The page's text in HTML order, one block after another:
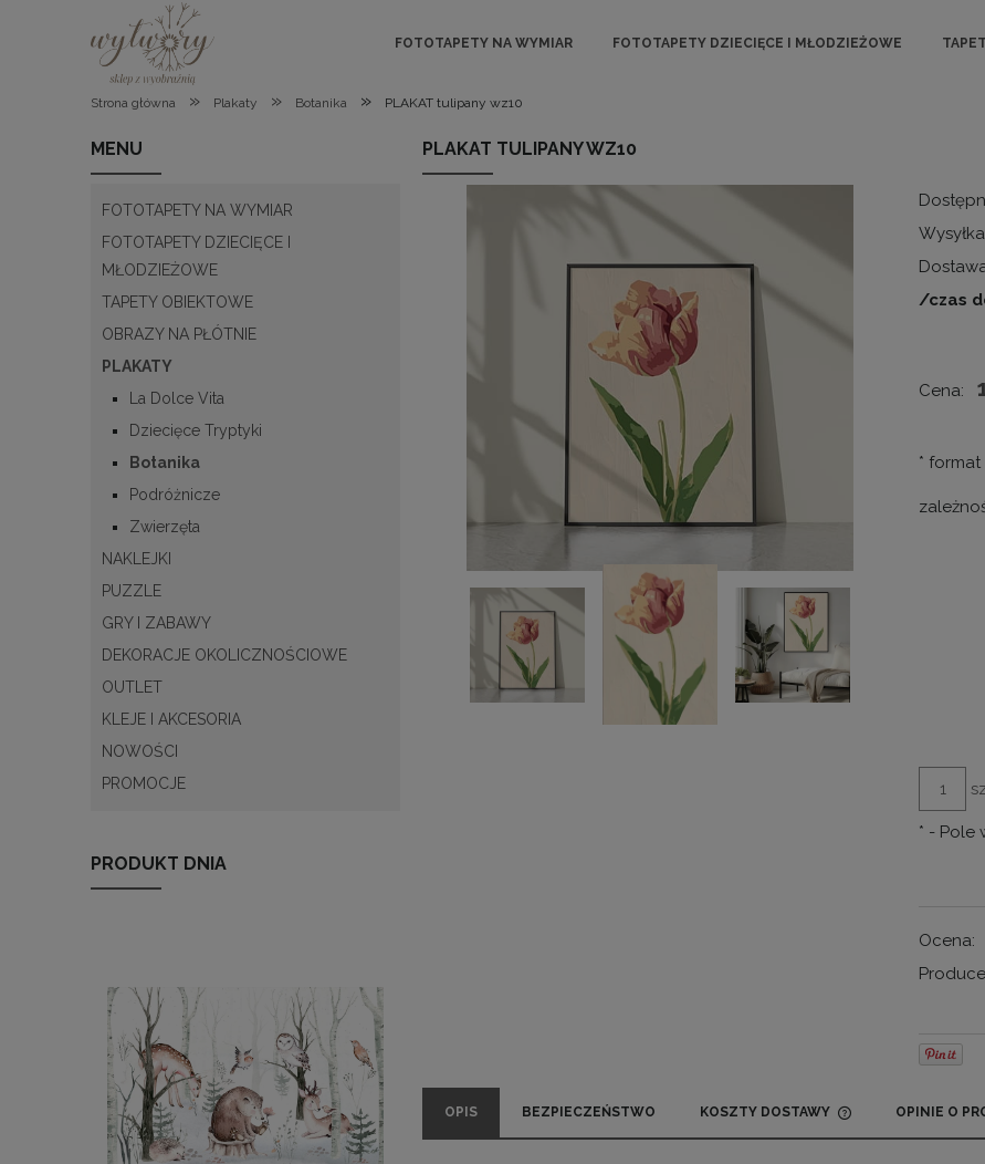
FOTOTAPETY NA WYMIAR FOTOTAPETY DZIECIĘCE I MŁODZIEŻOWE
Strona główna » Plakaty » Botanika » PLAKAT tulipany wz10
MENU
FOTOTAPETY NA WYMIAR
FOTOTAPETY DZIECIĘCE I
MŁODZIEŻOWE
TAPETY OBIEKTOWE
OBRAZY NA PŁÓTNIE
PLAKATY
La Dolce Vita
Dziecięce Tryptyki
Botanika
Podróżnicze
Zwierzęta
NAKLEJKI
PUZZLE
GRY I ZABAWY
DEKORACJE OKOLICZNOŚCIOWE
OUTLET
KLEJE I AKCESORIA
NOWOŚCI
PROMOCJE
PRODUKT DNIA
PLAKAT TULIPANY WZ10
/czas
Cena:
*
* - Pole
Ocena:
OPIS BEZPIECZEŃSTWO KOSZTY DOSTAWY OPINIE O